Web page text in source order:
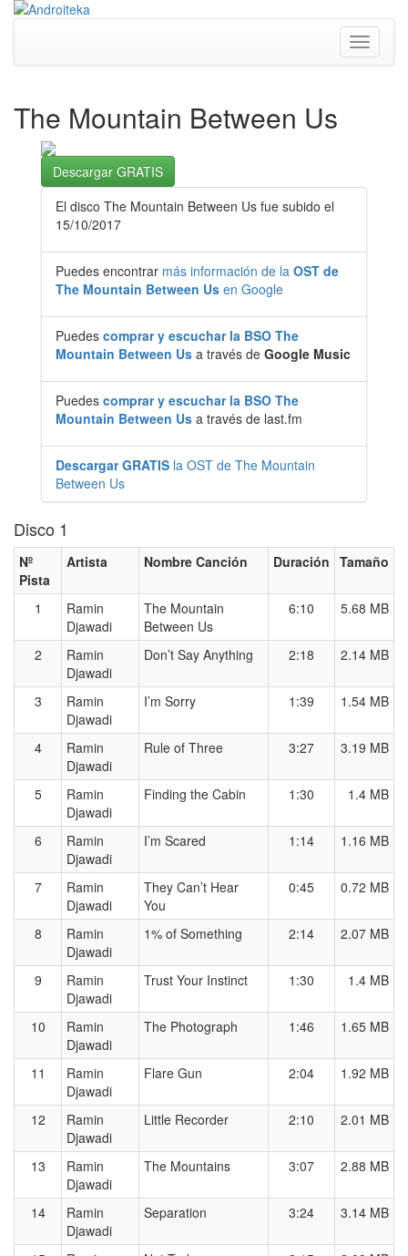
Toggle
The Mountain Between Us
Descargar GRATIS
El disco The Mountain Between Us fue subido el
15/10/2017
Puedes encontrar más información de la OST de
The Mountain Between Us en Google
Puedes comprar y escuchar la BSO The
Mountain Between Us a través de Google Music
Puedes comprar y escuchar la BSO The
Mountain Between Us a través de last.fm
Descargar GRATIS la OST de The Mountain
Between Us
Disco 1
Nº
Pista
Artista Nombre Canción Duración Tamaño
1
Ramin
Djawadi
The Mountain
Between Us
6:10 5.68 MB
2
Ramin
Djawadi
Don’t Say Anything 2:18 2.14 MB
3
Ramin
Djawadi
I’m Sorry 1:39 1.54 MB
4
Ramin
Djawadi
Rule of Three 3:27 3.19 MB
5
Ramin
Djawadi
Finding the Cabin 1:30 1.4 MB
6
Ramin
Djawadi
I’m Scared 1:14 1.16 MB
7
Ramin
Djawadi
They Can’t Hear
You
0:45 0.72 MB
8
Ramin
Djawadi
1% of Something 2:14 2.07 MB
9
Ramin
Djawadi
Trust Your Instinct 1:30 1.4 MB
10
Ramin
Djawadi
The Photograph 1:46 1.65 MB
11
Ramin
Djawadi
Flare Gun 2:04 1.92 MB
12
Ramin
Djawadi
Little Recorder 2:10 2.01 MB
13
Ramin
Djawadi
The Mountains 3:07 2.88 MB
14
Ramin
Djawadi
Separation 3:24 3.14 MB